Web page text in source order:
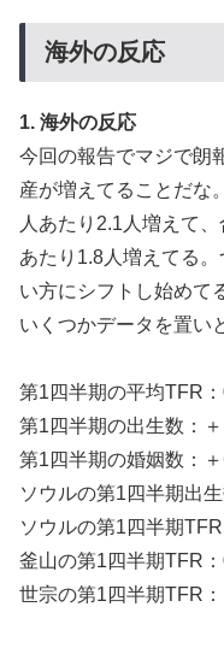
海外の反応
1. 海外の反応
今回の報告でマジで朗
産が増えてることだな
人あたり2.1人増えて
あたり1.8人増えてる
い方にシフトし始めて
いくつかデータを置い
第1四半期の平均TFR
第1四半期の出生数：
第1四半期の婚姻数：
ソウルの第1四半期出
ソウルの第1四半期
釜山の第1四半期TFR
世宗の第1四半期TFR